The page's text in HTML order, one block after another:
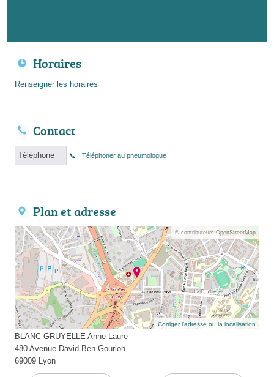
Horaires
Renseigner les horaires
Contact
Téléphone Téléphoner au pneumologue
Plan et adresse
© contributeurs OpenStreetMap
Corriger l’adresse ou la localisation
BLANC-GRUYELLE Anne-Laure
480 Avenue David Ben Gourion
69009 Lyon